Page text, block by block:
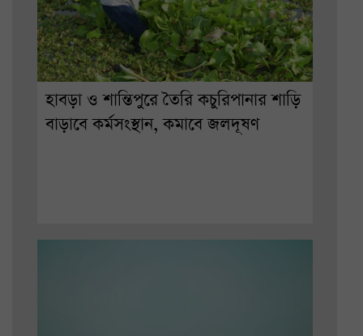
হাবড়া ও শান্তিপুরে তৈরি কচুরিপানার শাড়ি
বাড়াবে কর্মসংস্থান, কমাবে জলদূষণ